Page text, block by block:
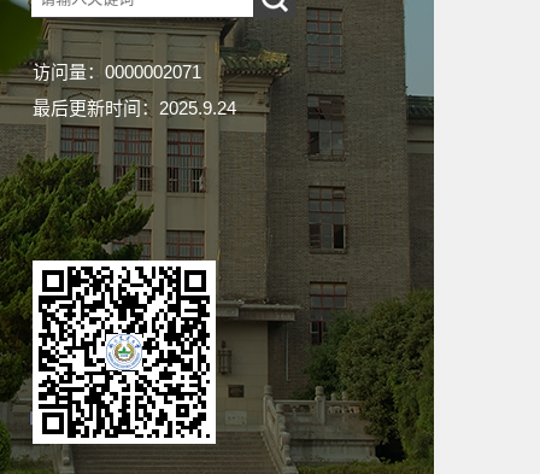
访问量： 0000002071
最后更新时间： 2025.9.24